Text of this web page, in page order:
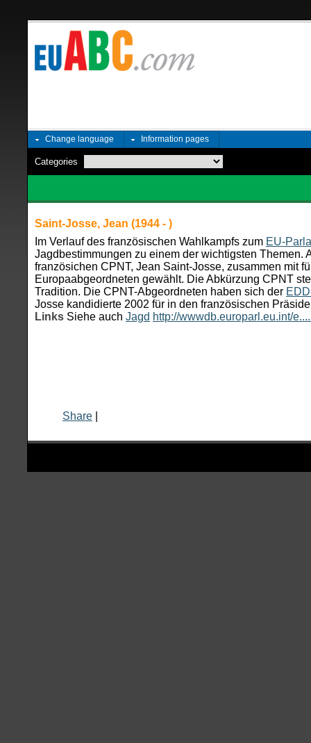
Change language Information pages
Categories
Saint-Josse, Jean (1944 - )
Im Verlauf des französischen Wahlkampfs zum EU-
Jagdbestimmungen zu einem der wichtigsten Themen.
französichen CPNT, Jean Saint-Josse, zusammen mit
Europaabgeordneten gewählt. Die Abkürzung CPNT
Tradition. Die CPNT-Abgeordneten haben sich der
Josse kandidierte 2002 für in den französischen
Links Siehe auch Jagd http://wwwdb.europarl.eu.int/
Share